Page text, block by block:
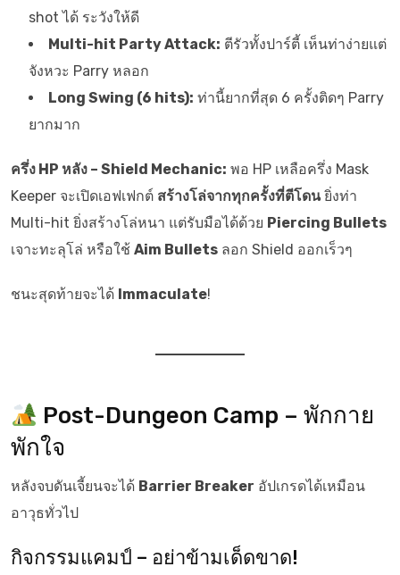
shot ได้ ระวังให้ดี
Multi-hit Party Attack: ตีรัวทั้งปาร์ตี้ เห็นท่าง่ายแต่
จังหวะ Parry หลอก
Long Swing (6 hits): ท่านี้ยากที่สุด 6 ครั้งติดๆ Parry
ยากมาก
ครึ่ง HP หลัง – Shield Mechanic: พอ HP เหลือครึ่ง Mask
Keeper จะเปิดเอฟเฟกต์ สร้างโล่จากทุกครั้งที่ตีโดนยิ่งท่า
Multi-hit ยิ่งสร้างโล่หนา แต่รับมือได้ด้วย Piercing Bullets
เจาะทะลุโล่ หรือใช้ Aim Bullets ลอก Shield ออกเร็วๆ
ชนะสุดท้ายจะได้ Immaculate!
Post-Dungeon Camp – พักกาย
พักใจ
หลังจบดันเจี้ยนจะได้ Barrier Breaker อัปเกรดได้เหมือน
อาวุธทั่วไป
กิจกรรมแคมป์ – อย่าข้ามเด็ดขาด!